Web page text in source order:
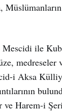
ile
medreseler
i Aksa
ve Harem-i